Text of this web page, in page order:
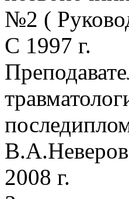
№2 (
С 1997 г.
2008 г.